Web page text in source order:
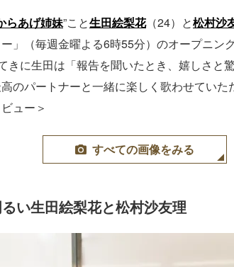
らあげ姉妹”こと生田絵梨花（24）と松村沙
」（毎週金曜よる6時55分）のオープニン
きに生田は「報告を聞いたとき、嬉しさと
のパートナーと一緒に楽しく歌わせてい
ュー＞
すべての画像をみる
い生田絵梨花と松村沙友理